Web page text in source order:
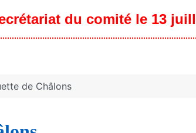
du comité le 13
de Châlons